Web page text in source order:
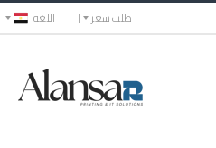
اللغه طلب سعر